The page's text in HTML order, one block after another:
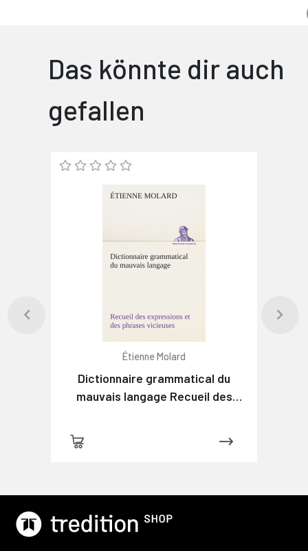
Das könnte dir auch
gefallen
Étienne Molard
Dictionnaire grammatical du
mauvais langage Recueil des
vicieuses usitées en France, et